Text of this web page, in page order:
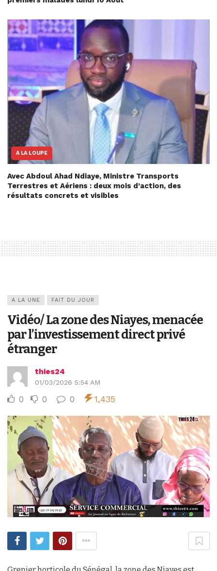
A LA LOUPE
Avec Abdoul Ahad Ndiaye, Ministre Transports
Terrestres et Aériens : deux mois d’action, des
résultats concrets et visibles
A LA UNE FAIT DU JOUR
Vidéo/ La zone des Niayes, menacée
par l’investissement direct privé
étranger
thies24
01/03/2026 5:54 AM
0 0 0 1,435